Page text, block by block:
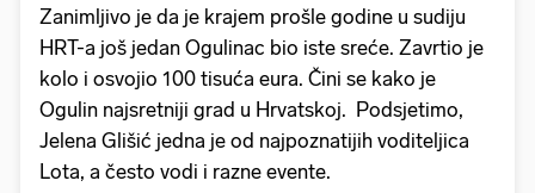
Zanimljivo je da je krajem prošle godine u sudiju
HRT-a još jedan Ogulinac bio iste sreće. Zavrtio je
kolo i osvojio 100 tisuća eura. Čini se kako je
Ogulin najsretniji grad u Hrvatskoj. Podsjetimo,
Jelena Glišić jedna je od najpoznatijih voditeljica
Lota, a često vodi i razne evente.